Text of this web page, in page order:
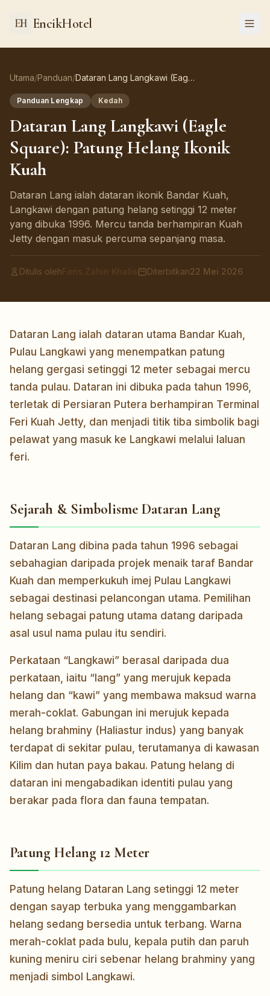
EncikHotel
Utama/Panduan/ Dataran Lang Langkawi (Eagle Square): Patung Helang Ikonik Kuah
Panduan Lengkap Kedah
Dataran Lang Langkawi (Eagle
Square): Patung Helang Ikonik
Kuah
Dataran Lang ialah dataran ikonik Bandar Kuah,
Langkawi dengan patung helang setinggi 12 meter
yang dibuka 1996. Mercu tanda berhampiran Kuah
Jetty dengan masuk percuma sepanjang masa.
Ditulis olehFaris Zahin Khalis Diterbitkan22 Mei 2026
Dataran Lang ialah dataran utama Bandar Kuah,
Pulau Langkawi yang menempatkan patung
helang gergasi setinggi 12 meter sebagai mercu
tanda pulau. Dataran ini dibuka pada tahun 1996,
terletak di Persiaran Putera berhampiran Terminal
Feri Kuah Jetty, dan menjadi titik tiba simbolik bagi
pelawat yang masuk ke Langkawi melalui laluan
feri.
Sejarah & Simbolisme Dataran Lang
Dataran Lang dibina pada tahun 1996 sebagai
sebahagian daripada projek menaik taraf Bandar
Kuah dan memperkukuh imej Pulau Langkawi
sebagai destinasi pelancongan utama. Pemilihan
helang sebagai patung utama datang daripada
asal usul nama pulau itu sendiri.
Perkataan “Langkawi” berasal daripada dua
perkataan, iaitu “lang” yang merujuk kepada
helang dan “kawi” yang membawa maksud warna
merah-coklat. Gabungan ini merujuk kepada
helang brahminy (Haliastur indus) yang banyak
terdapat di sekitar pulau, terutamanya di kawasan
Kilim dan hutan paya bakau. Patung helang di
dataran ini mengabadikan identiti pulau yang
berakar pada flora dan fauna tempatan.
Patung Helang 12 Meter
Patung helang Dataran Lang setinggi 12 meter
dengan sayap terbuka yang menggambarkan
helang sedang bersedia untuk terbang. Warna
merah-coklat pada bulu, kepala putih dan paruh
kuning meniru ciri sebenar helang brahminy yang
menjadi simbol Langkawi.